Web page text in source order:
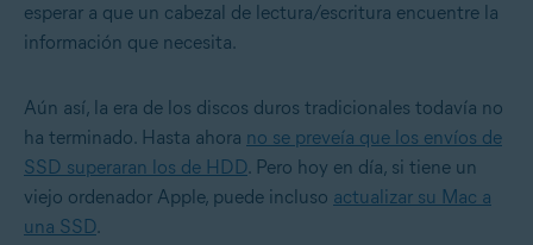
esperar a que un cabezal de lectura/escritura encuentre la
información que necesita.
Aún así, la era de los discos duros tradicionales todavía no
ha terminado. Hasta ahora no se preveía que los envíos de
SSD superaran los de HDD. Pero hoy en día, si tiene un
viejo ordenador Apple, puede incluso actualizar su Mac a
una SSD.